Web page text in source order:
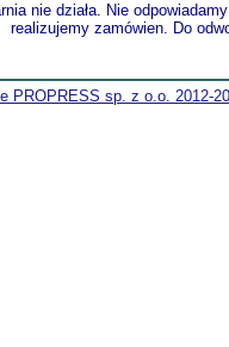
nie działa. Nie
realizujemy zamówien. Do
PROPRESS sp. z o.o. 2012-